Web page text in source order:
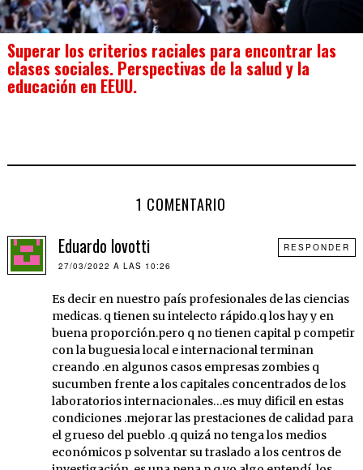
Superar los criterios raciales para encontrar las
clases sociales. Perspectivas de la salud y la
educación en EEUU.
1 COMENTARIO
Eduardo lovotti
27/03/2022 A LAS 10:26
Es decir en nuestro país profesionales de las ciencias
medicas. q tienen su intelecto rápido.q los hay y en
buena proporción.pero q no tienen capital p competir
con la buguesia local e internacional terminan
creando .en algunos casos empresas zombies q
sucumben frente a los capitales concentrados de los
laboratorios internacionales…es muy dificil en estas
condiciones .mejorar las prestaciones de calidad para
el grueso del pueblo .q quizá no tenga los medios
económicos p solventar su traslado a los centros de
RESPONDER